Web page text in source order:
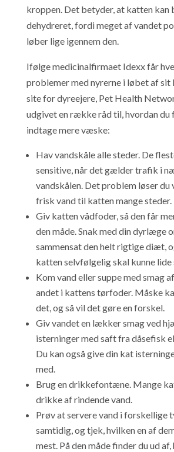
kroppen. Det betyder, at katten kan
dehydreret, fordi meget af vandet
løber lige igennem den.
Ifølge medicinalfirmaet Idexx får
problemer med nyrerne i løbet af sit
site for dyreejere, Pet Health
udgivet en række råd til, hvordan du
indtage mere væske:
Hav vandskåle alle steder. De
sensitive, når det gælder trafik i
vandskålen. Det problem løser du
frisk vand til katten mange steder.
Giv katten vådfoder, så den får
den måde. Snak med din dyrlæge
sammensat den helt rigtige diæt,
katten selvfølgelig skal kunne lide
Kom vand eller suppe med smag
andet i kattens tørfoder. Måske
det, og så vil det gøre en forskel.
Giv vandet en lækker smag ved
isterninger med saft fra dåsefisk
Du kan også give din kat
med.
Brug en drikkefontæne. Mange
drikke af rindende vand.
Prøv at servere vand i forskellige
samtidig, og tjek, hvilken en af
mest. På den måde finder du ud